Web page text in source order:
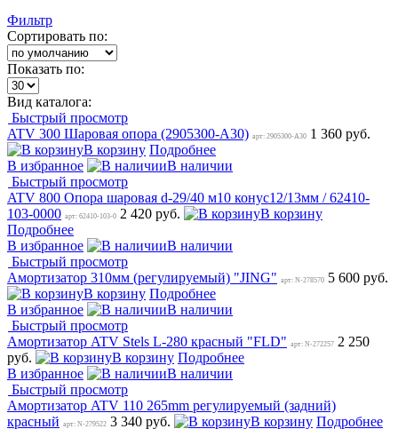
Фильтр
Сортировать по:
Показать по:
Вид каталога:
Быстрый просмотр
ATV 300 Шаровая опора (2905300-А30) арт: 2905300-А30 1 360 руб.
В корзину Подробнее
В избранное
В наличии
Быстрый просмотр
ATV 800 Опора шаровая d-29/40 м10 конус12/13мм / 62410-
103-0000 арт: 62410-103-0 2 420 руб.
В корзину
Подробнее
В избранное
В наличии
Быстрый просмотр
Амортизатор 310мм (регулируемый) "JING" арт: N-278570 5 600 руб.
В корзину Подробнее
В избранное
В наличии
Быстрый просмотр
Амортизатор ATV Stels L-280 красный "FLD" арт: N-272257 2 250
руб.
В корзину Подробнее
В избранное
В наличии
Быстрый просмотр
Амортизатор ATV 110 265mm регулируемый (задний)
красный арт: N-279522 3 340 руб. В корзину Подробнее